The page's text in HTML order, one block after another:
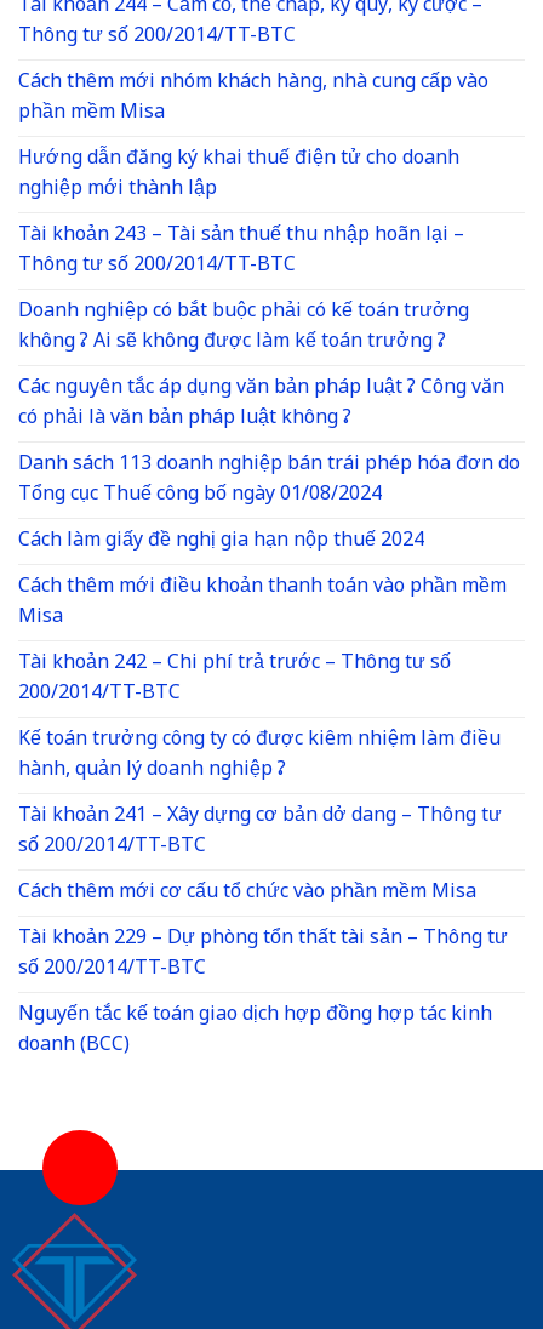
Thông tư số 200/2014/TT-BTC
Cách thêm mới nhóm khách hàng, nhà cung cấp vào
phần mềm Misa
Hướng dẫn đăng ký khai thuế điện tử cho doanh
nghiệp mới thành lập
Tài khoản 243 – Tài sản thuế thu nhập hoãn lại –
Thông tư số 200/2014/TT-BTC
Doanh nghiệp có bắt buộc phải có kế toán trưởng
không ? Ai sẽ không được làm kế toán trưởng ?
Các nguyên tắc áp dụng văn bản pháp luật ? Công văn
có phải là văn bản pháp luật không ?
Danh sách 113 doanh nghiệp bán trái phép hóa đơn do
Tổng cục Thuế công bố ngày 01/08/2024
Cách làm giấy đề nghị gia hạn nộp thuế 2024
Cách thêm mới điều khoản thanh toán vào phần mềm
Misa
Tài khoản 242 – Chi phí trả trước – Thông tư số
200/2014/TT-BTC
Kế toán trưởng công ty có được kiêm nhiệm làm điều
hành, quản lý doanh nghiệp ?
Tài khoản 241 – Xây dựng cơ bản dở dang – Thông tư
số 200/2014/TT-BTC
Cách thêm mới cơ cấu tổ chức vào phần mềm Misa
Tài khoản 229 – Dự phòng tổn thất tài sản – Thông tư
số 200/2014/TT-BTC
Nguyến tắc kế toán giao dịch hợp đồng hợp tác kinh
doanh (BCC)